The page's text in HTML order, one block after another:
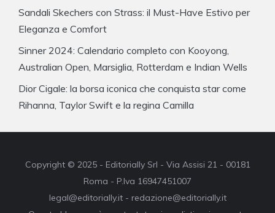
Sandali Skechers con Strass: il Must-Have Estivo per
Eleganza e Comfort
Sinner 2024: Calendario completo con Kooyong,
Australian Open, Marsiglia, Rotterdam e Indian Wells
Dior Cigale: la borsa iconica che conquista star come
Rihanna, Taylor Swift e la regina Camilla
Copyright © 2025 - Editorially Srl - Via Assisi 21 - 00181
Roma - P.Iva 16947451007
legal@editorially.it - redazione@editorially.it